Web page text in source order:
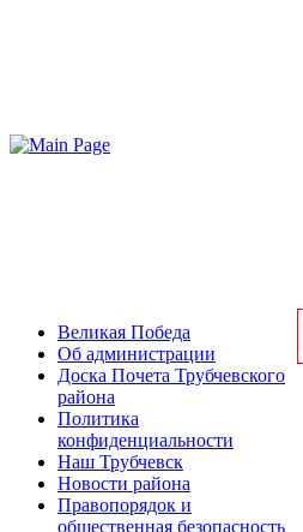
Великая Победа
Об администрации
Доска Почета Трубчевского
района
Политика
конфиденциальности
Наш Трубчевск
Новости района
Правопорядок и
общественная безопасность